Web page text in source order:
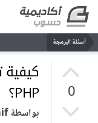
أسئلة البرمجة
0
PHP؟
بواسطة Emad Saif